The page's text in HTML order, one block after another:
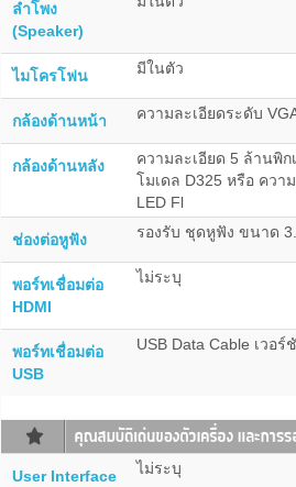
ลำโพง
(Speaker)
ไมโครโฟน มีในตัว
กล้องด้านหน้า ความละเอียดระดับ
กล้องด้านหลัง
ความละเอียด 5 ล้านพิ
โมเดล D325 หรือ ควา
LED Fl
ช่องต่อหูฟัง รองรับ ชุดหูฟัง ขนาด
พอร์ทเชื่อมต่อ
HDMI
ไม่ระบุ
พอร์ทเชื่อมต่อ
USB
USB Data Cable เวอร์
User Interface ไม่ระบุ